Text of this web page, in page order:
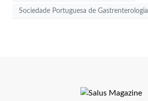
Sociedade Portuguesa de Gastrenterologia